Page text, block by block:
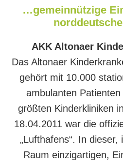
…gemeinnützige
AKK Altonaer
Das Altonaer
gehört mit 10.000
ambulanten
größten Kinderkliniken
18.04.2011 war die
„Lufthafens“. In
Raum einzigartigen,